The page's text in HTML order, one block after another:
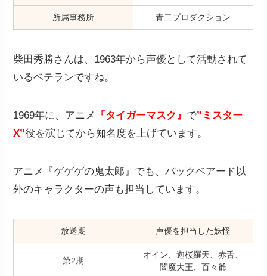
所属事務所 青二プロダクション
柴田秀勝さんは、1963年から声優として活動されて
いるベテランですね。
1969年に、アニメ 『タイガーマスク』 で”ミスター
X”役を演じてから知名度を上げています。
アニメ『ゲゲゲの鬼太郎』でも、バックベアード以
外のキャラクターの声も担当しています。
放送期 声優を担当した妖怪
第2期
オイン、迦桜羅天、赤舌、
閻魔大王、百々爺